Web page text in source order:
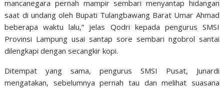
mancanegara pernah mampir sembari menyantap hidangan
saat di undang oleh Bupati Tulangbawang Barat Umar Ahmad
beberapa waktu lalu,” jelas Qodri kepada pengurus SMSI
Provinsi Lampung usai santap sore sembari ngobrol santai
dilengkapi dengan secangkir kopi.
Ditempat yang sama, pengurus SMSI Pusat, Junardi
mengatakan, sebelumnya pernah tau dan melihat suasana